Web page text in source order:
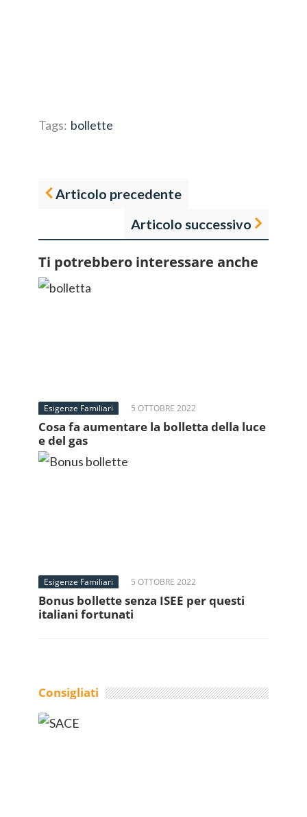
Tags: bollette
Articolo precedente
Articolo successivo
Ti potrebbero interessare anche
Esigenze Familiari 5 OTTOBRE 2022
Cosa fa aumentare la bolletta della luce
e del gas
Esigenze Familiari 5 OTTOBRE 2022
Bonus bollette senza ISEE per questi
italiani fortunati
Consigliati